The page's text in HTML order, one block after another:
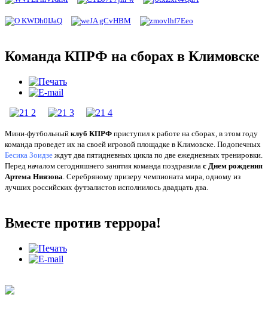
Команда КПРФ на сборах в Климовске
Мини-футбольный клуб КПРФ приступил к работе на сборах, в этом году
команда проведет их на своей игровой площадке в Климовске. Подопечных
Бесика Зоидзе ждут два пятидневных цикла по две ежедневных тренировки.
Перед началом сегодняшнего занятия команда поздравила с Днем рождения
Артема Ниязова. Серебряному призеру чемпионата мира, одному из
лучших российских футзалистов исполнилось двадцать два.
Вместе против террора!